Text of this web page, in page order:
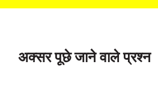
अक्सर पूछे जाने वाले प्रश्न